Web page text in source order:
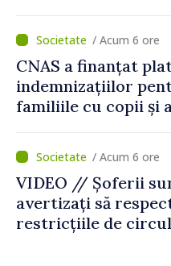
despre parcursul
al Republicii/ Acum 6 ore
CNAS a finanțat
indemnizațiilor
familiile cu copii și
temporară de muncă
/ Acum 6 ore
VIDEO // Șoferii
avertizați să
restricțiile de